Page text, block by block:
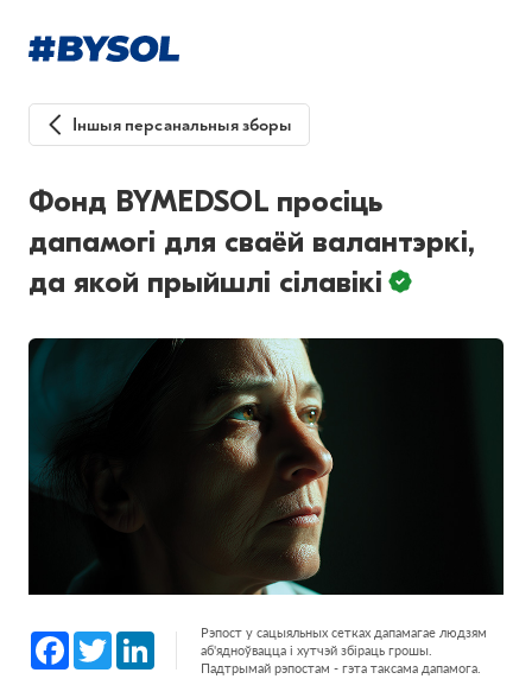
Іншыя персанальныя зборы
Фонд BYMEDSOL просіць
дапамогі для сваёй валантэркі,
да якой прыйшлі сілавікі
Facebook
Twitter LinkedInРэпост у сацыяльных сетках дапамагае людзям
аб'ядноўвацца і хутчэй збіраць грошы.
Падтрымай рэпостам - гэта таксама дапамога.